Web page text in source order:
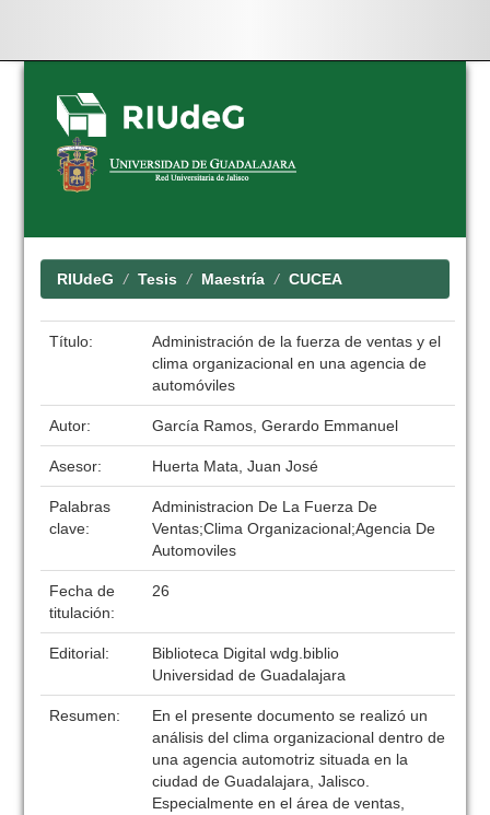
Skip
navigation
RIUdeG Tesis Maestría CUCEA
Título:
Administración de la fuerza de ventas y el
clima organizacional en una agencia de
automóviles
Autor: García Ramos, Gerardo Emmanuel
Asesor: Huerta Mata, Juan José
Palabras
clave:
Administracion De La Fuerza De
Ventas;Clima Organizacional;Agencia De
Automoviles
Fecha de
titulación:
26
Editorial:
Biblioteca Digital wdg.biblio
Universidad de Guadalajara
Resumen:
En el presente documento se realizó un
análisis del clima organizacional dentro de
una agencia automotriz situada en la
ciudad de Guadalajara, Jalisco.
Especialmente en el área de ventas,